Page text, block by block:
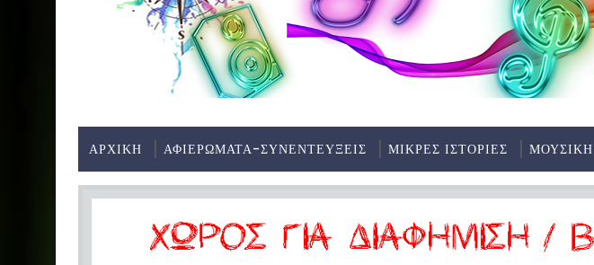
ΑΡΧΙΚΗ ΑΦΙΕΡΩΜΑΤΑ-ΣΥΝΕΝΤΕΥΞΕΙΣ ΜΙΚΡΕΣ ΙΣΤΟΡΙΕΣ ΜΟΥΣΙΚΗ